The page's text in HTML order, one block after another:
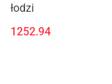
łodzi
1252.94